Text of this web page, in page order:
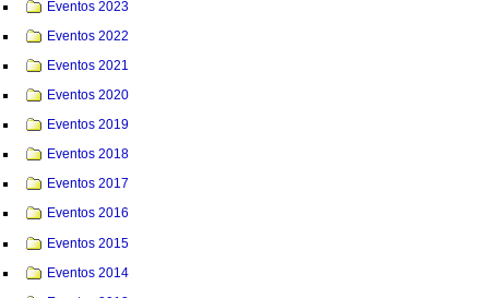
Eventos 2023
Eventos 2022
Eventos 2021
Eventos 2020
Eventos 2019
Eventos 2018
Eventos 2017
Eventos 2016
Eventos 2015
Eventos 2014